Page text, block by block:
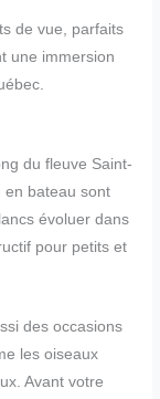
de vue, parfaits
une immersion
du fleuve Saint-
en bateau sont
évoluer dans
pour petits et
des occasions
les oiseaux
Avant votre